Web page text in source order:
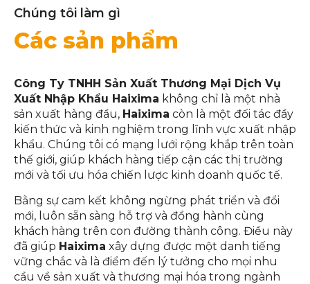
Chúng tôi làm gì
Các sản phẩm
Công Ty TNHH Sản Xuất Thương Mại Dịch Vụ
Xuất Nhập Khẩu Haixima không chỉ là một nhà
sản xuất hàng đầu, Haixima còn là một đối tác đầy
kiến thức và kinh nghiệm trong lĩnh vực xuất nhập
khẩu. Chúng tôi có mạng lưới rộng khắp trên toàn
thế giới, giúp khách hàng tiếp cận các thị trường
mới và tối ưu hóa chiến lược kinh doanh quốc tế.
Bằng sự cam kết không ngừng phát triển và đổi
mới, luôn sẵn sàng hỗ trợ và đồng hành cùng
khách hàng trên con đường thành công. Điều này
đã giúp Haixima xây dựng được một danh tiếng
vững chắc và là điểm đến lý tưởng cho mọi nhu
cầu về sản xuất và thương mại hóa trong ngành